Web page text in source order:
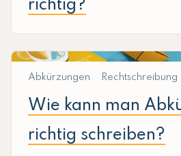
richtig?
Abkürzungen Rechtschreibung
Wie kann man
richtig schreiben?